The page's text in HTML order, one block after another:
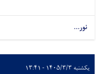
نور...
یکشنبه ۱۴۰۵/۳/۳ - ۱۳:۴۱